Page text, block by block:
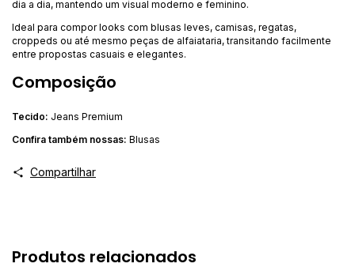
dia a dia, mantendo um visual moderno e feminino.
Ideal para compor looks com blusas leves, camisas, regatas,
croppeds ou até mesmo peças de alfaiataria, transitando facilmente
entre propostas casuais e elegantes.
Composição
Tecido: Jeans Premium
Confira também nossas: Blusas
Compartilhar
Produtos relacionados